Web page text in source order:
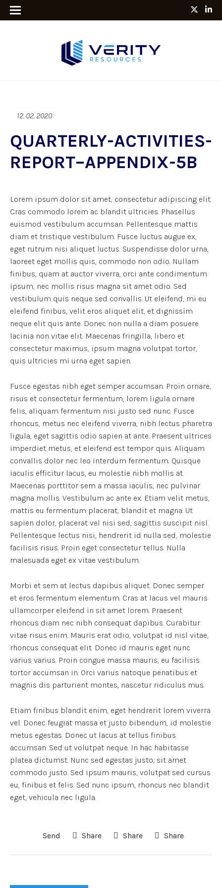
12. 02. 2020
QUARTERLY-ACTIVITIES-
REPORT–APPENDIX-5B
Lorem ipsum dolor sit amet, consectetur adipiscing elit.
Cras commodo lorem ac blandit ultricies. Phasellus
euismod vestibulum accumsan. Pellentesque mattis
diam et tristique vestibulum. Fusce luctus augue ex,
eget rutrum nisi aliquet luctus. Suspendisse dolor urna,
laoreet eget mollis quis, commodo non odio. Nullam
finibus, quam at auctor viverra, orci ante condimentum
ipsum, nec mollis risus magna sit amet odio. Sed
vestibulum quis neque sed convallis. Ut eleifend, mi eu
eleifend finibus, velit eros aliquet elit, et dignissim
neque elit quis ante. Donec non nulla a diam posuere
lacinia non vitae elit. Maecenas fringilla, libero et
consectetur maximus, ipsum magna volutpat tortor,
quis ultricies mi urna eget sapien.
Fusce egestas nibh eget semper accumsan. Proin ornare,
risus et consectetur fermentum, lorem ligula ornare
felis, aliquam fermentum nisi justo sed nunc. Fusce
rhoncus, metus nec eleifend viverra, nibh lectus pharetra
ligula, eget sagittis odio sapien at ante. Praesent ultrices
imperdiet metus, et eleifend est tempor quis. Aliquam
convallis dolor nec leo interdum fermentum. Quisque
iaculis efficitur lacus, eu molestie nibh mollis at.
Maecenas porttitor sem a massa iaculis, nec pulvinar
magna mollis. Vestibulum ac ante ex. Etiam velit metus,
mattis eu fermentum placerat, blandit et magna. Ut
sapien dolor, placerat vel nisi sed, sagittis suscipit nisl.
Pellentesque lectus nisi, hendrerit id nulla sed, molestie
facilisis risus. Proin eget consectetur tellus. Nulla
malesuada eget ex vitae vestibulum.
Morbi et sem at lectus dapibus aliquet. Donec semper
et eros fermentum elementum. Cras at lacus vel mauris
ullamcorper eleifend in sit amet lorem. Praesent
rhoncus diam nec nibh consequat dapibus. Curabitur
vitae risus enim. Mauris erat odio, volutpat id nisl vitae,
rhoncus consequat elit. Donec id mauris eget nunc
varius varius. Proin congue massa mauris, eu facilisis
tortor accumsan in. Orci varius natoque penatibus et
magnis dis parturient montes, nascetur ridiculus mus.
Etiam finibus blandit enim, eget hendrerit lorem viverra
vel. Donec feugiat massa et justo bibendum, id molestie
metus egestas. Donec ut lacus at tellus finibus
accumsan. Sed ut volutpat neque. In hac habitasse
platea dictumst. Nunc sed egestas justo, sit amet
commodo justo. Sed ipsum mauris, volutpat sed cursus
eu, finibus et felis. Sed nunc ipsum, rhoncus nec blandit
eget, vehicula nec ligula.
Send Share Share Share